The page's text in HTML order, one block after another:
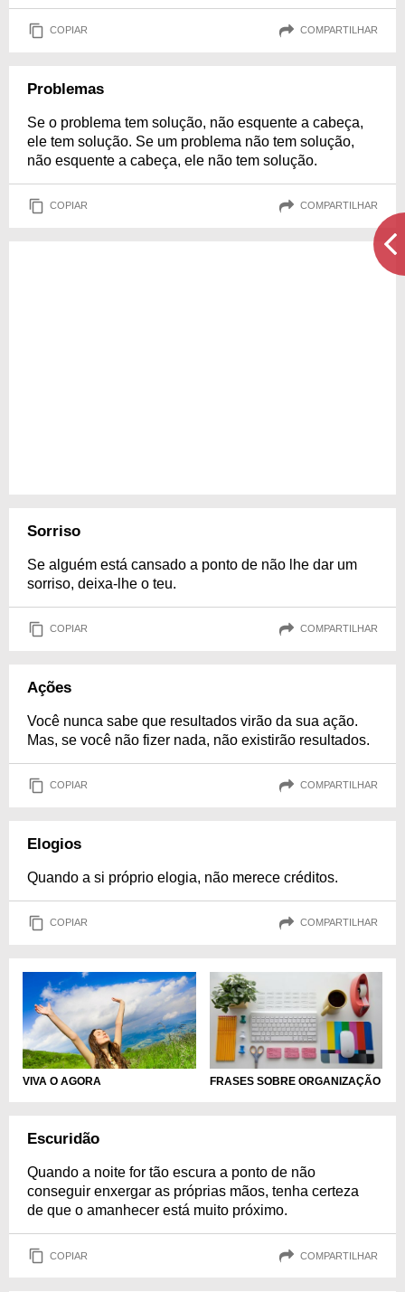
COPIAR COMPARTILHAR
Problemas
Se o problema tem solução, não esquente a cabeça,
ele tem solução. Se um problema não tem solução,
não esquente a cabeça, ele não tem solução.
COPIAR COMPARTILHAR
Sorriso
Se alguém está cansado a ponto de não lhe dar um
sorriso, deixa-lhe o teu.
COPIAR COMPARTILHAR
Ações
Você nunca sabe que resultados virão da sua ação.
Mas, se você não fizer nada, não existirão resultados.
COPIAR COMPARTILHAR
Elogios
Quando a si próprio elogia, não merece créditos.
COPIAR COMPARTILHAR
VIVA O AGORA FRASES SOBRE ORGANIZAÇÃO
Escuridão
Quando a noite for tão escura a ponto de não
conseguir enxergar as próprias mãos, tenha certeza
de que o amanhecer está muito próximo.
COPIAR COMPARTILHAR